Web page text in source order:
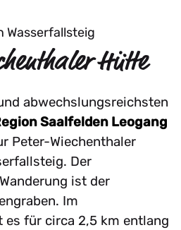
Wasserfallsteig
Hütte
abwechslungsreichsten
Saalfelden Leogang
Peter-Wiechenthaler
Der
ist der
Im
es für circa 2,5 km entlang